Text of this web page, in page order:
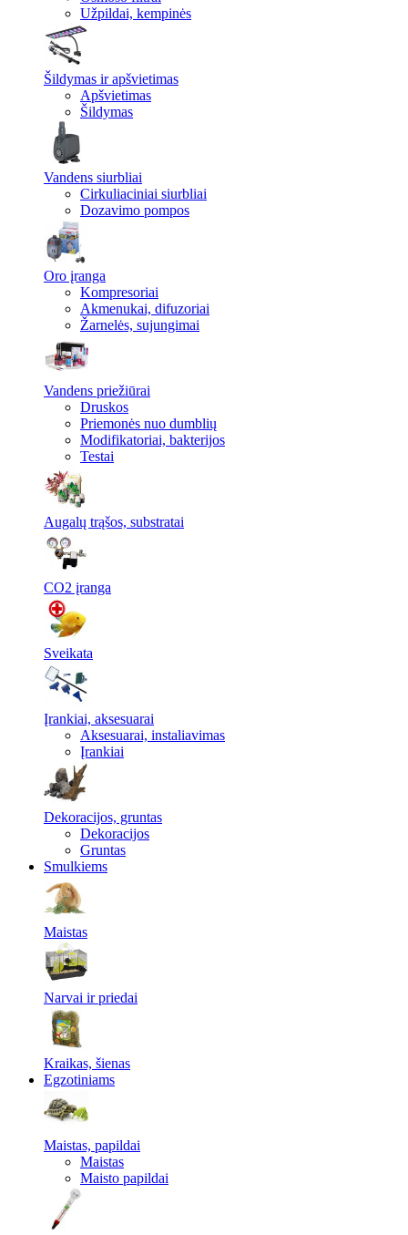
Užpildai, kempinės
Šildymas ir apšvietimas
Apšvietimas
Šildymas
Vandens siurbliai
Cirkuliaciniai siurbliai
Dozavimo pompos
Oro įranga
Kompresoriai
Akmenukai, difuzoriai
Žarnelės, sujungimai
Vandens priežiūrai
Druskos
Priemonės nuo dumblių
Modifikatoriai, bakterijos
Testai
Augalų trąšos, substratai
CO2 įranga
Sveikata
Įrankiai, aksesuarai
Aksesuarai, instaliavimas
Įrankiai
Dekoracijos, gruntas
Dekoracijos
Gruntas
Smulkiems
Maistas
Narvai ir priedai
Kraikas, šienas
Egzotiniams
Maistas, papildai
Maistas
Maisto papildai